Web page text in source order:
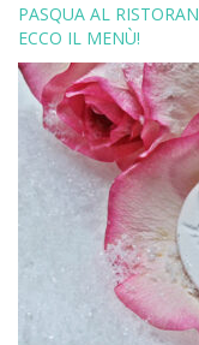
PASQUA AL
ECCO IL MENÙ!